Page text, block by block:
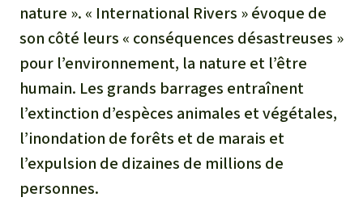
Les barrages
Le ciment et le béton
Les routes
nature ». « International Rivers » évoque de
son côté leurs « conséquences désastreuses »
pour l’environnement, la nature et l’être
humain. Les grands barrages entraînent
l’extinction d’espèces animales et végétales,
l’inondation de forêts et de marais et
l’expulsion de dizaines de millions de
personnes.